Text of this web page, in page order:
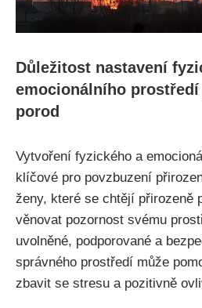
Důležitost nastavení
emocionálního
porod
Vytvoření fyzického a
klíčové pro‍ povzbuzení
ženy, které ⁤se chtějí přirozeně
⁢věnovat pozornost svému⁣
uvolněné, podporované‌ a
správného prostředí může
zbavit se stresu a pozitivně